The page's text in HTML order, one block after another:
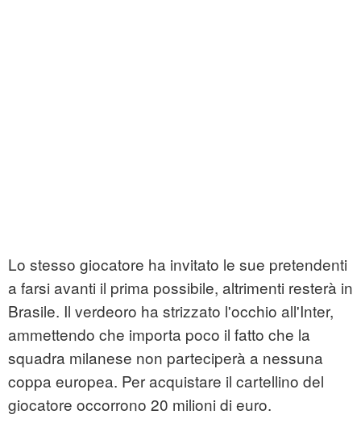
Lo stesso giocatore ha invitato le sue pretendenti
a farsi avanti il prima possibile, altrimenti resterà in
Brasile. Il verdeoro ha strizzato l'occhio all'Inter,
ammettendo che importa poco il fatto che la
squadra milanese non parteciperà a nessuna
coppa europea. Per acquistare il cartellino del
giocatore occorrono 20 milioni di euro.